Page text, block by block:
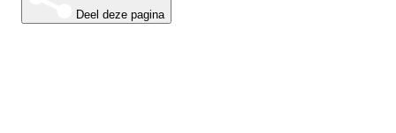
Deel deze pagina